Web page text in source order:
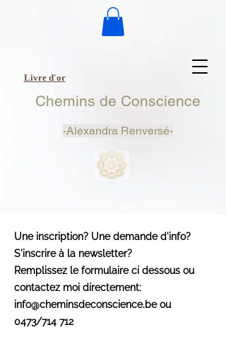
Chemins de Conscience
-Alexandra Renversé-
Livre d'or
Une inscription? Une demande d'info?
S'inscrire à la newsletter?
Remplissez le formulaire ci dessous ou
contactez moi directement:
info@cheminsdeconscience.beou
0473/714 712